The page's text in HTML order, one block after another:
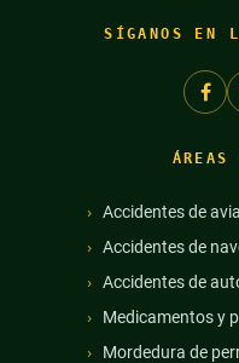
SÍGANOS EN
ÁREAS
Accidentes de
Accidentes de
Accidentes de
Medicamentos y
Mordedura de